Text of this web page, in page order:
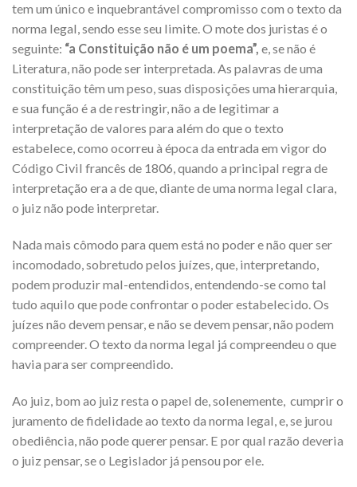
tem um único e inquebrantável compromisso com o texto da
norma legal, sendo esse seu limite. O mote dos juristas é o
seguinte: “a Constituição não é um poema”, e, se não é
Literatura, não pode ser interpretada. As palavras de uma
constituição têm um peso, suas disposições uma hierarquia,
e sua função é a de restringir, não a de legitimar a
interpretação de valores para além do que o texto
estabelece, como ocorreu à época da entrada em vigor do
Código Civil francês de 1806, quando a principal regra de
interpretação era a de que, diante de uma norma legal clara,
o juiz não pode interpretar.
Nada mais cômodo para quem está no poder e não quer ser
incomodado, sobretudo pelos juízes, que, interpretando,
podem produzir mal-entendidos, entendendo-se como tal
tudo aquilo que pode confrontar o poder estabelecido. Os
juízes não devem pensar, e não se devem pensar, não podem
compreender. O texto da norma legal já compreendeu o que
havia para ser compreendido.
Ao juiz, bom ao juiz resta o papel de, solenemente, cumprir o
juramento de fidelidade ao texto da norma legal, e, se jurou
obediência, não pode querer pensar. E por qual razão deveria
o juiz pensar, se o Legislador já pensou por ele.